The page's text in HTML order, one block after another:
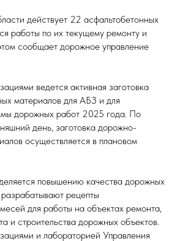
действует 22 асфальтобетонных
работы по их текущему ремонту и
сообщает дорожное управление
ведется активная заготовка
материалов для АБЗ и для
дорожных работ 2025 года. По
день, заготовка дорожно-
осуществляется в плановом
повышению качества дорожных
рецепты
для работы на объектах ремонта,
и строительства дорожных объектов.
и лабораторией Управления